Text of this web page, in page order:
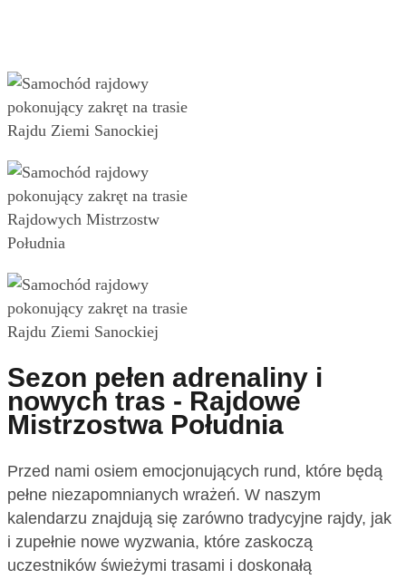
Sezon pełen adrenaliny i
nowych tras - Rajdowe
Mistrzostwa Południa
Przed nami osiem emocjonujących rund, które będą
pełne niezapomnianych wrażeń. W naszym
kalendarzu znajdują się zarówno tradycyjne rajdy, jak
i zupełnie nowe wyzwania, które zaskoczą
uczestników świeżymi trasami i doskonałą